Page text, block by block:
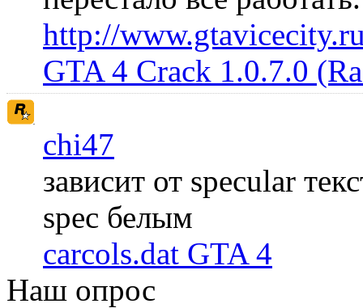
http://
GTA 4 Crack 1.0.7.0
chi47
зависит от specular
spec белым
carcols.dat GTA 4
Наш опрос